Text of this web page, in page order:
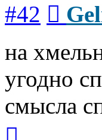
#42
на
угодно
смысла